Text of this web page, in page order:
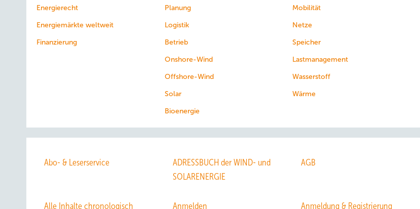
Energierecht
Energiemärkte weltweit
Finanzierung
Planung
Logistik
Betrieb
Onshore-Wind
Offshore-Wind
Solar
Bioenergie
Mobilität
Netze
Speicher
Lastmanagement
Wasserstoff
Wärme
Abo- & Leserservice
ADRESSBUCH der WIND- und
SOLARENERGIE
AGB
Alle Inhalte chronologisch Anmelden Anmeldung & Registrierung